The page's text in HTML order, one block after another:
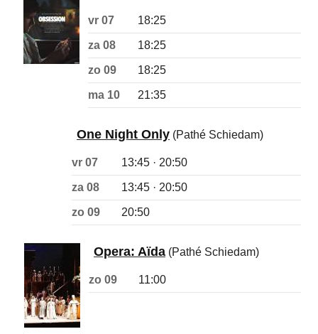
vr 07 18:25
za 08 18:25
zo 09 18:25
ma 10 21:35
One Night Only (Pathé Schiedam)
vr 07 13:45 · 20:50
za 08 13:45 · 20:50
zo 09 20:50
Opera: Aïda (Pathé Schiedam)
zo 09 11:00